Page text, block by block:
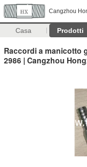
Cangzhou
Casa Prodotti
Raccordi a manicotto
2986 | Cangzhou